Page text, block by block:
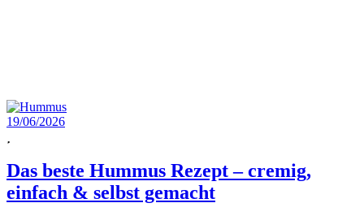
19/06/2026
Das beste Hummus Rezept – cremig,
einfach & selbst gemacht